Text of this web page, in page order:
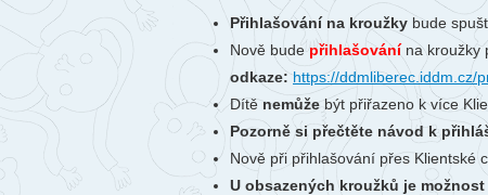
Přihlašování na kroužky bude
Nově bude přihlašovánína kroužky
odkaze:https://ddmliberec.iddm.cz/
Dítě nemůže být přiřazeno k více
Pozorně si přečtěte návod k
Nově při přihlašování přes Klientské
U obsazených kroužků je